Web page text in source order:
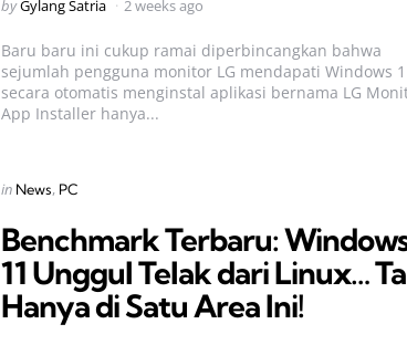
byGylang Satria 2 weeks ago
Baru baru ini cukup ramai diperbincangkan bahwa
sejumlah pengguna monitor LG mendapati Windows
secara otomatis menginstal aplikasi bernama LG
App Installer hanya...
Categories
Posted
in News PC
Benchmark Terbaru:
11 Unggul Telak dari Linux…
Hanya di Satu Area Ini!